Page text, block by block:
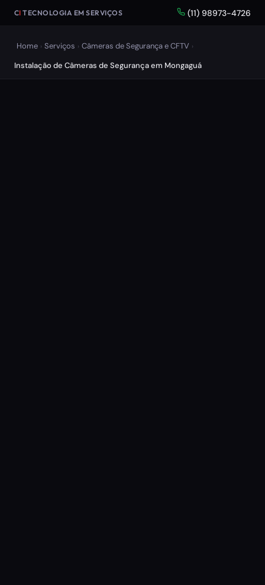
CI TECNOLOGIA EM SERVIÇOS (11) 98973-4726
Home › Serviços › Câmeras de Segurança e CFTV ›
Instalação de Câmeras de Segurança em Mongaguá